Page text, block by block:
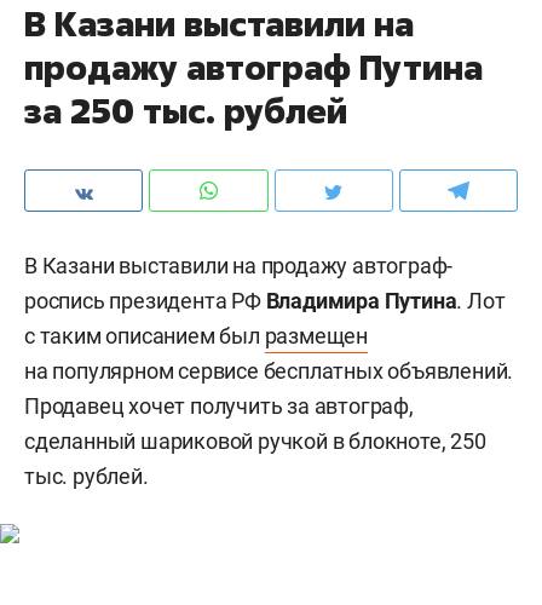
В Казани выставили на
продажу автограф Путина
за 250 тыс. рублей
В Казани выставили на продажу автограф-
роспись президента РФ Владимира Путина. Лот
с таким описанием был размещен
на популярном сервисе бесплатных объявлений.
Продавец хочет получить за автограф,
сделанный шариковой ручкой в блокноте, 250
тыс. рублей.